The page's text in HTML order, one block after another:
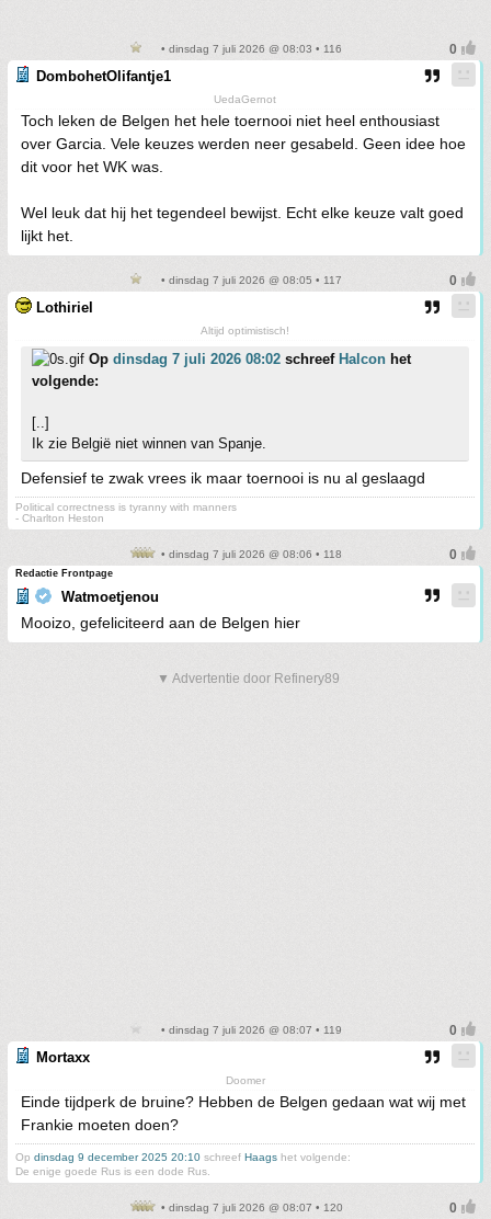
• dinsdag 7 juli 2026 @ 08:03 • 116
DombohetOlifantje1
UedaGernot
Toch leken de Belgen het hele toernooi niet heel enthousiast
over Garcia. Vele keuzes werden neer gesabeld. Geen idee hoe
dit voor het WK was.
Wel leuk dat hij het tegendeel bewijst. Echt elke keuze valt goed
lijkt het.
• dinsdag 7 juli 2026 @ 08:05 • 117
Lothiriel
Altijd optimistisch!
Op dinsdag 7 juli 2026 08:02 schreef Halcon het
volgende:
[..]
Ik zie België niet winnen van Spanje.
Defensief te zwak vrees ik maar toernooi is nu al geslaagd
Political correctness is tyranny with manners
- Charlton Heston
• dinsdag 7 juli 2026 @ 08:06 • 118
Redactie Frontpage
Watmoetjenou
Mooizo, gefeliciteerd aan de Belgen hier
▼ Advertentie door Refinery89
• dinsdag 7 juli 2026 @ 08:07 • 119
Mortaxx
Doomer
Einde tijdperk de bruine? Hebben de Belgen gedaan wat wij met
Frankie moeten doen?
Op dinsdag 9 december 2025 20:10 schreef Haags het volgende:
De enige goede Rus is een dode Rus.
• dinsdag 7 juli 2026 @ 08:07 • 120